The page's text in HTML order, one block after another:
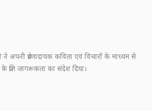
ने अपनी प्रेरणादायक कविता एवं विचारों के माध्यम से
जागरूकता का संदेश दिया।